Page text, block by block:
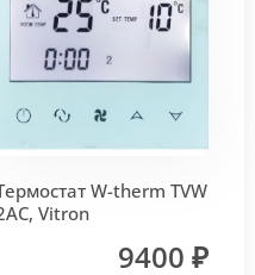
- золото, бронза,
решетки - 13мм.Может
W-therm TVW
Vitron
9400 ₽